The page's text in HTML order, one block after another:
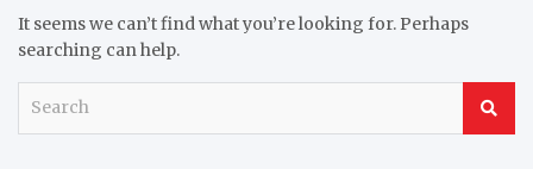
It seems we can’t find what you’re looking for. Perhaps
searching can help.